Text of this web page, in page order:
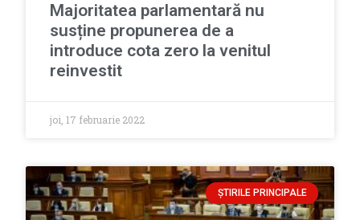
Majoritatea parlamentară nu
susține propunerea de a
introduce cota zero la venitul
reinvestit
joi, 17 februarie 2022
ȘTIRILE PRINCIPALE